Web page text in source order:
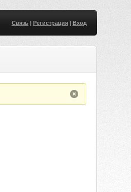
Связь| Регистрация| Вход